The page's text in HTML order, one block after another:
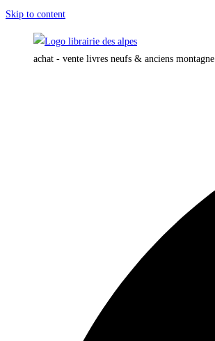
Skip to content
achat - vente livres neufs & anciens montagne